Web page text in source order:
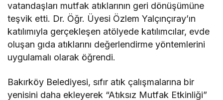
vatandaşları mutfak atıklarının geri dönüşümüne
teşvik etti. Dr. Öğr. Üyesi Özlem Yalçınçıray’ın
katılımıyla gerçekleşen atölyede katılımcılar, evde
oluşan gıda atıklarını değerlendirme yöntemlerini
uygulamalı olarak öğrendi.
Bakırköy Belediyesi, sıfır atık çalışmalarına bir
yenisini daha ekleyerek “Atıksız Mutfak Etkinliği”